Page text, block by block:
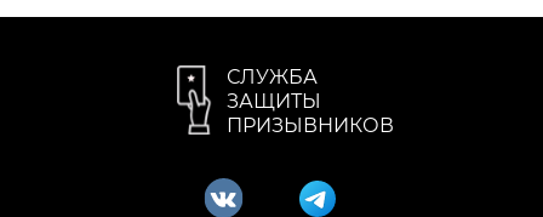
СЛУЖБА
ЗАЩИТЫ
ПРИЗЫВНИКОВ